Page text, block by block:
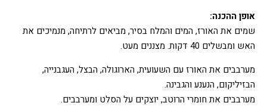
אופן ההכנה:
שמים את האורז, המים והמלח בסיר, מביאים לרתיחה, מנמיכים את
האש ומבשלים 40 דקות. מצננים מעט.
מערבבים את האורז עם השעועית, הארוגולה, הבצל, העגבנייה,
הבזיליקום, הנענע והגבינה.
מערבבים את חומרי הרוטב, יוצקים על הסלט ומערבבים.